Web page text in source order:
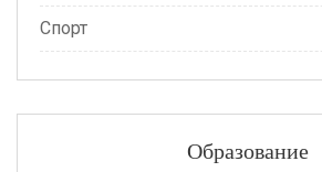
Спорт
Образование